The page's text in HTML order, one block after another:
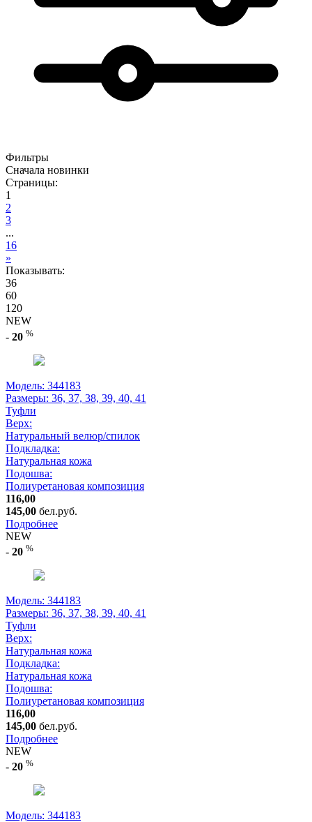
Фильтры
Сначала новинки
Страницы:
1
2
3
...
16
»
Показывать:
36
60
120
NEW
- 20 %
Модель: 344183
Размеры: 36, 37, 38, 39, 40, 41
Туфли
Верх:
Натуральный велюр/спилок
Подкладка:
Натуральная кожа
Подошва:
Полиуретановая композиция
116,00
145,00 бел.руб.
Подробнее
NEW
- 20 %
Модель: 344183
Размеры: 36, 37, 38, 39, 40, 41
Туфли
Верх:
Натуральная кожа
Подкладка:
Натуральная кожа
Подошва:
Полиуретановая композиция
116,00
145,00 бел.руб.
Подробнее
NEW
- 20 %
Модель: 344183